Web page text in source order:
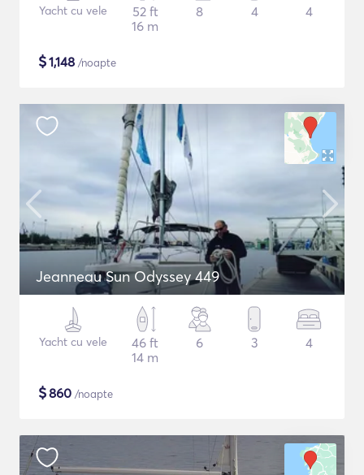
Yacht cu vele
52 ft
16 m
8 4 4
$1,148 /noapte
Jeanneau Sun Odyssey 449
Yacht cu vele
46 ft
14 m
6 3 4
$860 /noapte